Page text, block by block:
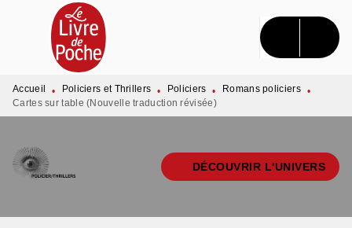
MENU RECHERCHE CONTENU
PIED DE PAGE
Accueil • Policiers et Thrillers • Policiers • Romans policiers •
Cartes sur table (Nouvelle traduction révisée)
DÉCOUVRIR L'UNIVERS